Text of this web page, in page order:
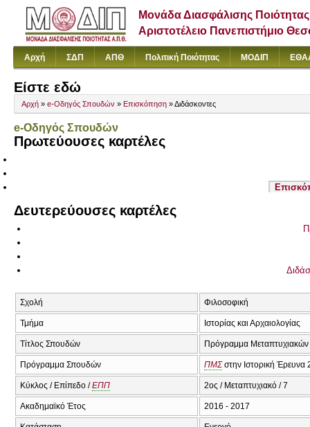
Μονάδα Διασφάλισης Ποιότητας
Αριστοτέλειο Πανεπιστήμιο
Αρχή ΣΔΠ ΑΠΘ Πολιτική Ποιότητας ΜΟΔΙΠ
Είστε εδώ
Αρχή » e-Οδηγός Σπουδών » Επισκόπηση » Διδάσκοντες
e-Οδηγός Σπουδών
Πρωτεύουσες καρτέλες
Δευτερεύουσες καρτέλες
Σχολή Φιλοσοφική
Τμήμα Ιστορίας και Αρχαιολογίας
Τίτλος Σπουδών Πρόγραμμα
Πρόγραμμα Σπουδών ΠΜΣστην Ιστορική
Κύκλος / Επίπεδο /ΕΠΠ 2ος / Μεταπτυχιακό / 7
Ακαδημαϊκό Έτος 2016 - 2017